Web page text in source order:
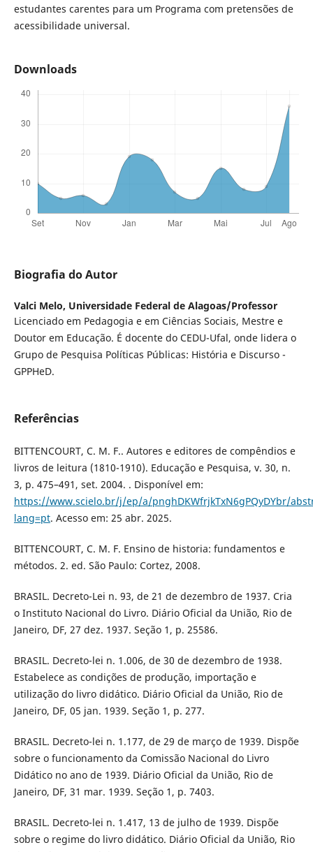
estudantes carentes para um Programa com pretensões de
acessibilidade universal.
Downloads
Biografia do Autor
Valci Melo, Universidade Federal de Alagoas/Professor
Licenciado em Pedagogia e em Ciências Sociais, Mestre e
Doutor em Educação. É docente do CEDU-Ufal, onde lidera o
Grupo de Pesquisa Políticas Públicas: História e Discurso -
GPPHeD.
Referências
BITTENCOURT, C. M. F.. Autores e editores de compêndios e
livros de leitura (1810-1910). Educação e Pesquisa, v. 30, n.
3, p. 475–491, set. 2004. . Disponível em:
https://www.scielo.br/j/ep/a/pnghDKWfrjkTxN6gPQyDYbr/
lang=pt. Acesso em: 25 abr. 2025.
BITTENCOURT, C. M. F. Ensino de historia: fundamentos e
métodos. 2. ed. São Paulo: Cortez, 2008.
BRASIL. Decreto-Lei n. 93, de 21 de dezembro de 1937. Cria
o Instituto Nacional do Livro. Diário Oficial da União, Rio de
Janeiro, DF, 27 dez. 1937. Seção 1, p. 25586.
BRASIL. Decreto-lei n. 1.006, de 30 de dezembro de 1938.
Estabelece as condições de produção, importação e
utilização do livro didático. Diário Oficial da União, Rio de
Janeiro, DF, 05 jan. 1939. Seção 1, p. 277.
BRASIL. Decreto-lei n. 1.177, de 29 de março de 1939. Dispõe
sobre o funcionamento da Comissão Nacional do Livro
Didático no ano de 1939. Diário Oficial da União, Rio de
Janeiro, DF, 31 mar. 1939. Seção 1, p. 7403.
BRASIL. Decreto-lei n. 1.417, 13 de julho de 1939. Dispõe
sobre o regime do livro didático. Diário Oficial da União, Rio